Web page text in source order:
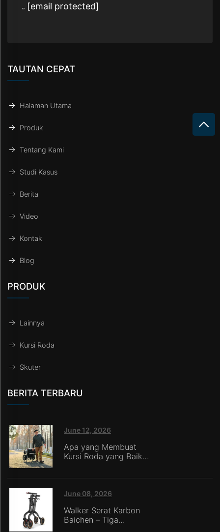
[email protected]
TAUTAN CEPAT
Halaman Utama
Produk
Tentang Kami
Studi Kasus
Berita
Video
Kontak
Blog
PRODUK
Lainnya
Kursi Roda
Skuter
BERITA TERBARU
June 12, 2026
Apa yang Membuat
Kursi Roda yang Baik
June 08, 2026
Walker Serat Karbon
Baichen – Tiga